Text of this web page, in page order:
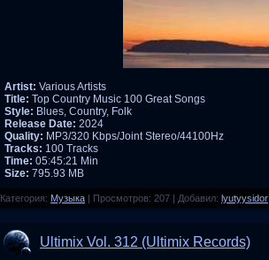
Artist: Various Artists
Title: Top Country Music 100 Great Songs
Style: Blues, Country, Folk
Release Date: 2024
Quality: MP3/320 Kbps/Joint Stereo/44100Hz
Tracks: 100 Tracks
Time: 05:45:21 Min
Size: 795.93 MB
Категория: Музыка | Просмотров: 207 | Добавил: lyutyysidor
Ultimix Vol. 312 (Ultimix Records)